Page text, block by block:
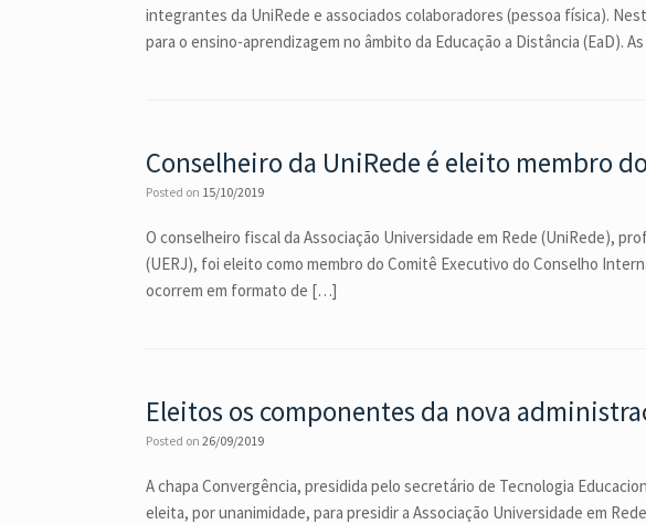
integrantes da UniRede e associados colaboradores (pessoa física).
para o ensino-aprendizagem no âmbito da Educação a Distância (EaD).
Conselheiro da UniRede é eleito membro
Posted on 15/10/2019
O conselheiro fiscal da Associação Universidade em Rede (UniRede),
(UERJ), foi eleito como membro do Comitê Executivo do Conselho
ocorrem em formato de […]
Eleitos os componentes da nova
Posted on 26/09/2019
A chapa Convergência, presidida pelo secretário de Tecnologia
eleita, por unanimidade, para presidir a Associação Universidade em